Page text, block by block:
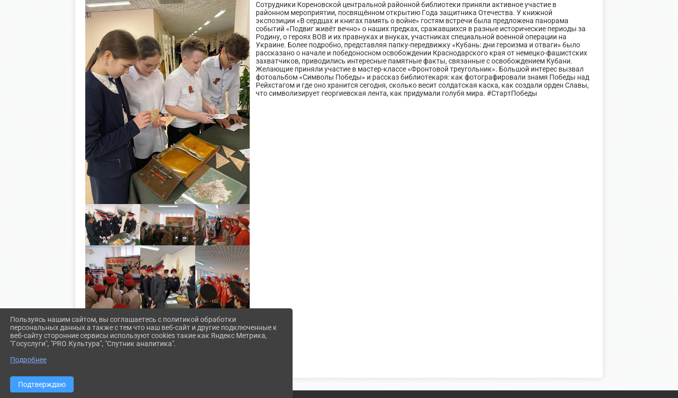
Сотрудники Кореновской центральной районной библиотеки приняли активное участие в
районном мероприятии, посвящённом открытию Года защитника Отечества. У книжной
экспозиции «В сердцах и книгах память о войне» гостям встречи была предложена панорама
событий «Подвиг живёт вечно» о наших предках, сражавшихся в разные исторические периоды за
Родину, о героях ВОВ и их правнуках и внуках, участниках специальной военной операции на
Украине. Более подробно, представляя папку-передвижку «Кубань: дни героизма и отваги» было
рассказано о начале и победоносном освобождении Краснодарского края от немецко-фашистских
захватчиков, приводились интересные памятные факты, связанные с освобождением Кубани.
Желающие приняли участие в мастер-классе «Фронтовой треугольник». Большой интерес вызвал
фотоальбом «Символы Победы» и рассказ библиотекаря: как фотографировали знамя Победы над
Рейхстагом и где оно хранится сегодня, сколько весит солдатская каска, как создали орден Славы,
что символизирует георгиевская лента, как придумали голубя мира. #СтартПобеды
Пользуясь нашим сайтом, вы соглашаетесь с политикой обработки
персональных данных а также с тем что наш веб-сайт и другие подключенные к
веб-сайту сторонние сервисы используют cookies такие как Яндекс Метрика,
"Госуслуги", "PRO.Культура", "Спутник аналитика".
Подробнее
Подтверждаю